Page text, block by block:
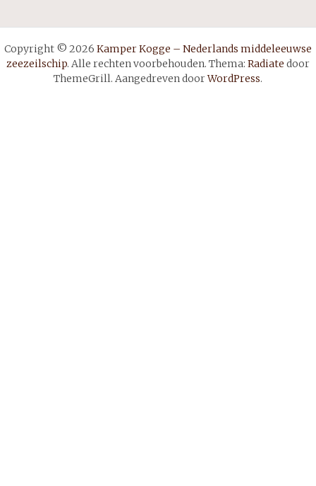
Copyright © 2026 Kamper Kogge – Nederlands middeleeuwse
zeezeilschip. Alle rechten voorbehouden. Thema: Radiate door
ThemeGrill. Aangedreven doorWordPress.